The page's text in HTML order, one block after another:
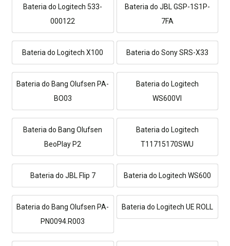
Bateria do Logitech 533-
000122
Bateria do JBL GSP-1S1P-
7FA
Bateria do Logitech X100 Bateria do Sony SRS-X33
Bateria do Bang Olufsen PA-
BO03
Bateria do Logitech
WS600VI
Bateria do Bang Olufsen
BeoPlay P2
Bateria do Logitech
T11715170SWU
Bateria do JBL Flip 7 Bateria do Logitech WS600
Bateria do Bang Olufsen PA-
PN0094.R003
Bateria do Logitech UE ROLL